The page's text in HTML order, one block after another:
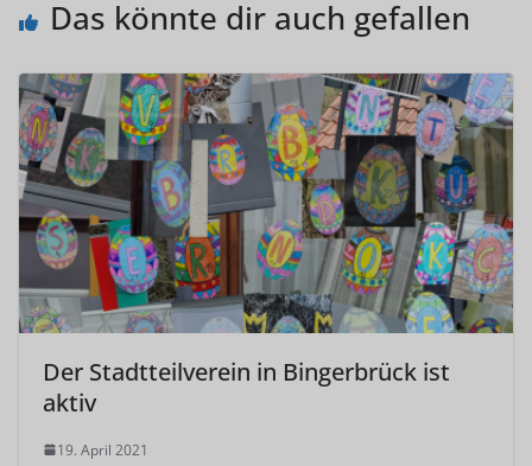
Das könnte dir auch gefallen
Der Stadtteilverein in Bingerbrück ist
aktiv
19. April 2021